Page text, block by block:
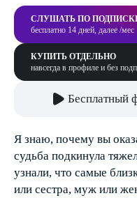
СЛУШАТЬ ПО
бесплатно 14 дней, далее /мес
КУПИТЬ ОТДЕЛЬНО
навсегда в профиле и без
Бесплатный
Я знаю, почему вы
судьба подкинула
узнали, что самые
или сестра, муж или